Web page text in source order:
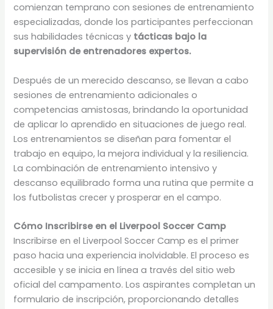
comienzan temprano con sesiones de entrenamiento
especializadas, donde los participantes perfeccionan
sus habilidades técnicas y tácticas bajo la
supervisión de entrenadores expertos.
Después de un merecido descanso, se llevan a cabo
sesiones de entrenamiento adicionales o
competencias amistosas, brindando la oportunidad
de aplicar lo aprendido en situaciones de juego real.
Los entrenamientos se diseñan para fomentar el
trabajo en equipo, la mejora individual y la resiliencia.
La combinación de entrenamiento intensivo y
descanso equilibrado forma una rutina que permite a
los futbolistas crecer y prosperar en el campo.
Cómo Inscribirse en el Liverpool Soccer Camp
Inscribirse en el Liverpool Soccer Camp es el primer
paso hacia una experiencia inolvidable. El proceso es
accesible y se inicia en línea a través del sitio web
oficial del campamento. Los aspirantes completan un
formulario de inscripción, proporcionando detalles